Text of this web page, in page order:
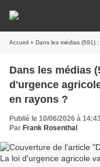
Accueil » Dans les médias (591) : BFM
Dans les médias
d'urgence
en rayons ?
Publié le 10/06/2026 à
Par Frank Rosenthal